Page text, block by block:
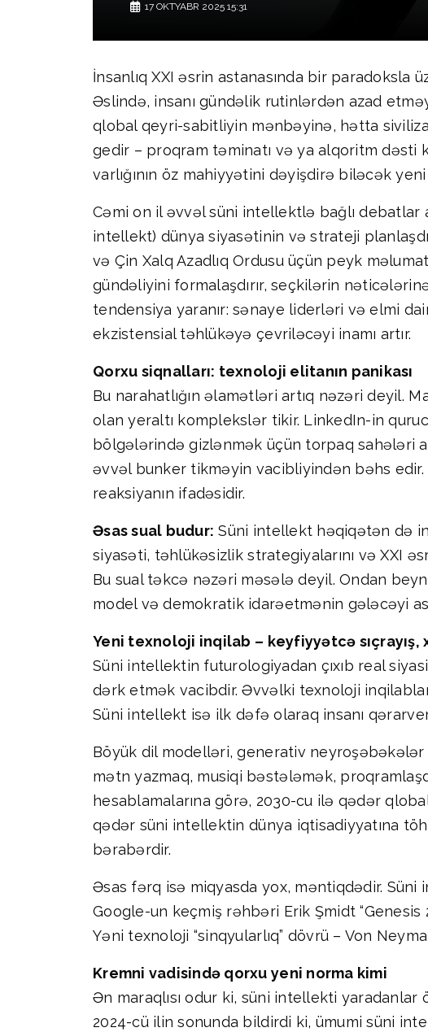
17 OKTYABR 2025 15:31
İnsanlıq XXI əsrin astanasında bir
Əslində, insanı gündəlik rutinlərdən azad
qlobal qeyri-sabitliyin mənbəyinə, hətta
gedir – proqram təminatı və ya alqoritm dəsti
varlığının öz mahiyyətini dəyişdirə biləcək
Cəmi on il əvvəl süni intellektlə bağlı debatlar
intellekt) dünya siyasətinin və strateji
və Çin Xalq Azadlıq Ordusu üçün peyk
gündəliyini formalaşdırır, seçkilərin
tendensiya yaranır: sənaye liderləri və elmi
ekzistensial təhlükəyə çevriləcəyi inamı artır.
Qorxu siqnalları: texnoloji elitanın panikası
Bu narahatlığın əlamətləri artıq nəzəri deyil.
olan yeraltı komplekslər tikir. LinkedIn-in
bölgələrində gizlənmək üçün torpaq sahələri
əvvəl bunker tikməyin vacibliyindən bəhs edir.
reaksiyanın ifadəsidir.
Əsas sual budur: Süni intellekt həqiqətən də
siyasəti, təhlükəsizlik strategiyalarını və XXI
Bu sual təkcə nəzəri məsələ deyil. Ondan
model və demokratik idarəetmənin gələcəyi
Yeni texnoloji inqilab – keyfiyyətcə
Süni intellektin futurologiyadan çıxıb real
dərk etmək vacibdir. Əvvəlki texnoloji
Süni intellekt isə ilk dəfə olaraq insanı
Böyük dil modelləri, generativ
mətn yazmaq, musiqi bəstələmək,
hesablamalarına görə, 2030-cu ilə qədər
qədər süni intellektin dünya iqtisadiyyatına
bərabərdir.
Əsas fərq isə miqyasda yox, məntiqdədir. Süni
Google-un keçmiş rəhbəri Erik Şmidt “Genesis
Yəni texnoloji “sinqyularlıq” dövrü – Von
Kremni vadisində qorxu yeni norma kimi
Ən maraqlısı odur ki, süni intellekti
2024-cü ilin sonunda bildirdi ki, ümumi süni